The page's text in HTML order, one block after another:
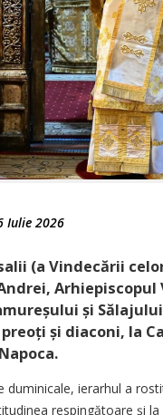
Iulie 2026
(a Vindecării
Arhiepiscopul
și
și diaconi, la
duminicale, ierarhul a
respingătoare și